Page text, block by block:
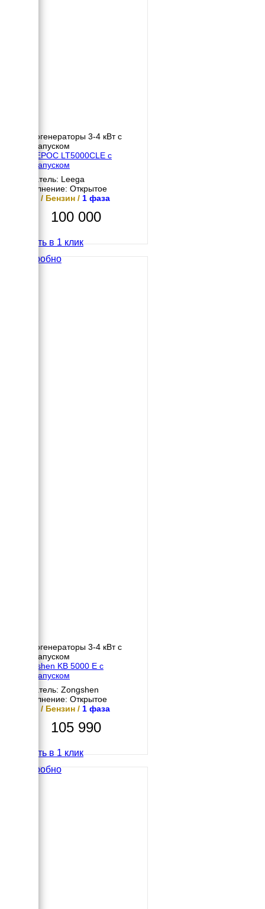
Бензогенераторы 3-4 кВт с
автозапуском
АМПЕРОС LT5000CLE с
автозапуском
Двигатель: Leega
Исполнение: Открытое
4 кВт / Бензин / 1 фаза
100 000
Купить в 1 клик
Подробно
Бензогенераторы 3-4 кВт с
автозапуском
Zongshen KB 5000 E с
автозапуском
Двигатель: Zongshen
Исполнение: Открытое
4 кВт / Бензин / 1 фаза
105 990
Купить в 1 клик
Подробно